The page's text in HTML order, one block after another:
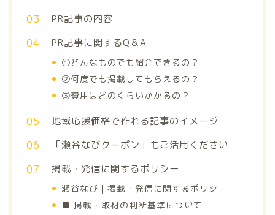
PR記事の内容
PR記事に関するQ＆A
①どんなものでも紹介できるの？
②何度でも掲載してもらえるの？
③費用はどのくらいかかるの？
地域応援価格で作れる記事のイメージ
「瀬谷なびクーポン」もご活用ください
掲載・発信に関するポリシー
瀬谷なび｜掲載・発信に関するポリシー
■ 掲載・取材の判断基準について